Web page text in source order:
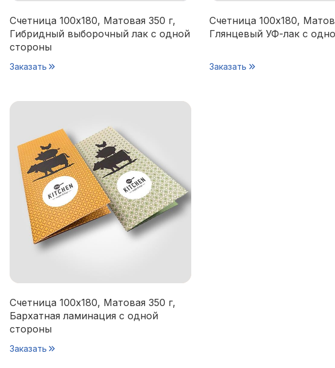
Счетница 100х180, Матовая 350 г,
Гибридный выборочный лак с одной
стороны
Заказать
Счетница 100х180,
Глянцевый УФ-лак с
Заказать
Счетница 100х180, Матовая 350 г,
Бархатная ламинация с одной
стороны
Заказать